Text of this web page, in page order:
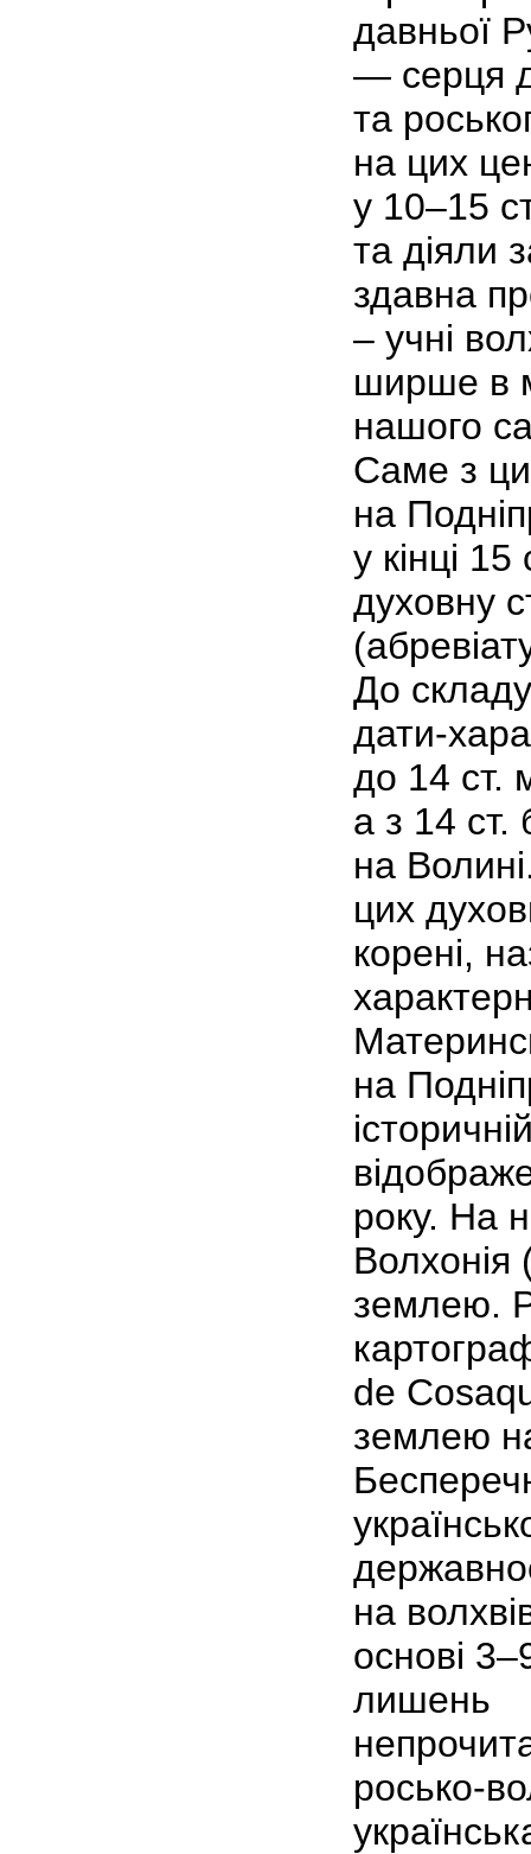
давньої
— серця
та
на цих
у 10–15
та діяли
здавна
– учні
ширше в
нашого
Саме з
на
у кінці
духовну
До
дати-
до 14 ст.
а з 14 ст.
на
цих
корені,
на
року. На
Волхонія
землею.
de
землею
на
основі
лишень
росько-